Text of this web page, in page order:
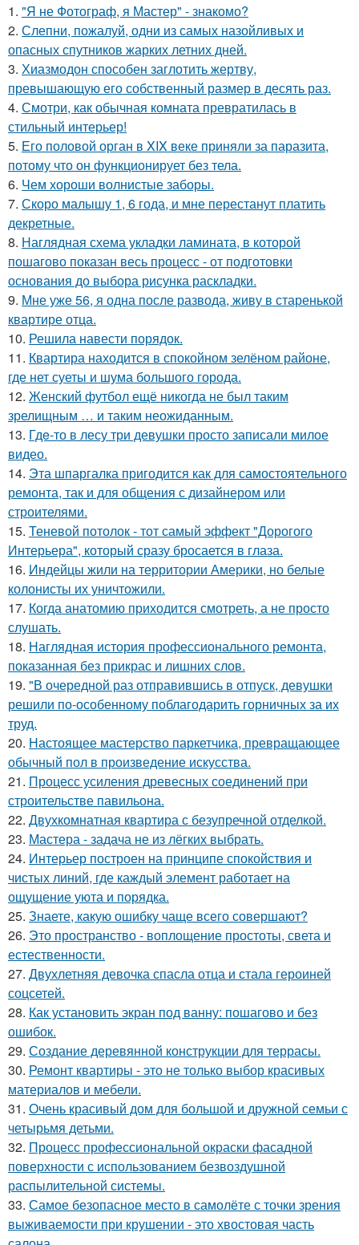
1. "Я не Фотограф, я Мастер" - знакомо?
2. Слепни, пожалуй, одни из самых назойливых и
опасных спутников жарких летних дней.
3. Хиазмодон способен заглотить жертву,
превышающую его собственный размер в десять раз.
4. Смотри, как обычная комната превратилась в
стильный интерьер!
5. Его половой орган в XIX веке приняли за паразита,
потому что он функционирует без тела.
6. Чем хороши волнистые заборы.
7. Скоро малышу 1, 6 года, и мне перестанут платить
декретные.
8. Наглядная схема укладки ламината, в которой
пошагово показан весь процесс - от подготовки
основания до выбора рисунка раскладки.
9. Мне уже 56, я одна после развода, живу в старенькой
квартире отца.
10. Решила навести порядок.
11. Квартира находится в спокойном зелёном районе,
где нет суеты и шума большого города.
12. Женский футбол ещё никогда не был таким
зрелищным … и таким неожиданным.
13. Гдe-то в лесу три девушки просто записали милое
видео.
14. Эта шпаргалка пригодится как для самостоятельного
ремонта, так и для общения с дизайнером или
строителями.
15. Теневой потолок - тот самый эффект "Дорогого
Интерьера", который сразу бросается в глаза.
16. Индейцы жили на территории Америки, но белые
колонисты их уничтожили.
17. Когда анатомию приходится смотреть, а не просто
слушать.
18. Наглядная история профессионального ремонта,
показанная без прикрас и лишних слов.
19. "В очередной раз отправившись в отпуск, девушки
решили по-особенному поблагодарить горничных за их
труд.
20. Настоящее мастерство паркетчика, превращающее
обычный пол в произведение искусства.
21. Процесс усиления древесных соединений при
строительстве павильона.
22. Двухкомнатная квартира с безупречной отделкой.
23. Мастера - задача не из лёгких выбрать.
24. Интерьер построен на принципе спокойствия и
чистых линий, где каждый элемент работает на
ощущение уюта и порядка.
25. Знаете, какую ошибку чаще всего совершают?
26. Это пространство - воплощение простоты, света и
естественности.
27. Двухлетняя девочка спасла отца и стала героиней
соцсетей.
28. Как установить экран под ванну: пошагово и без
ошибок.
29. Создание деревянной конструкции для террасы.
30. Ремонт квартиры - это не только выбор красивых
материалов и мебели.
31. Очень красивый дом для большой и дружной семьи с
четырьмя детьми.
32. Процесс профессиональной окраски фасадной
поверхности с использованием безвоздушной
распылительной системы.
33. Самое безопасное место в самолёте с точки зрения
выживаемости при крушении - это хвостовая часть